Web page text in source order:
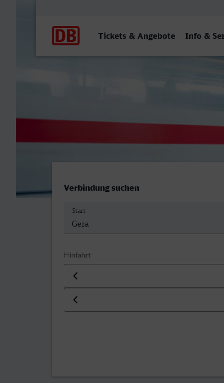
Tickets & Angebote Info &
Verbindung suchen
Start
Hinfahrt
Datum der Hinfahrt
Uhrzeit der Hinfahrt